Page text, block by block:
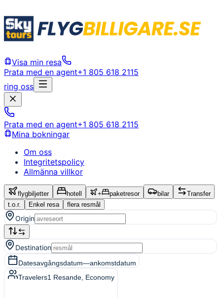
Visa min resa
Prata med en agent+1 805 618 2115
ring oss
Prata med en agent+1 805 618 2115
Mina bokningar
Om oss
Integritetspolicy
Allmänna villkor
flygbiljetter hotell + paketresor bilar
Transfer
t.o.r.
Enkel resa flera resmål
Origin
Destination
Datesavgångsdatum—ankomstdatum
Travelers1 Resande , Economy